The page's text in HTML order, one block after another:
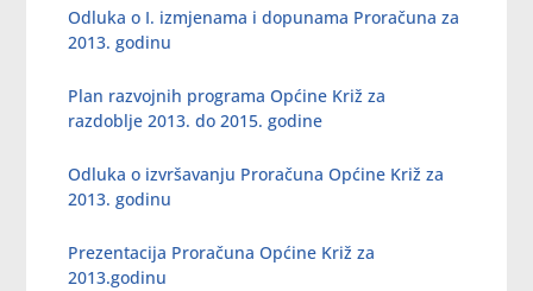
Odluka o I. izmjenama i dopunama Proračuna za
2013. godinu
Plan razvojnih programa Općine Križ za
razdoblje 2013. do 2015. godine
Odluka o izvršavanju Proračuna Općine Križ za
2013. godinu
Prezentacija Proračuna Općine Križ za
2013.godinu